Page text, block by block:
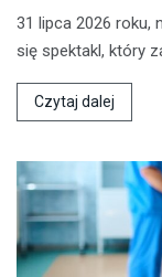
31 lipca 2026 roku,
się spektakl, który
Czytaj dalej